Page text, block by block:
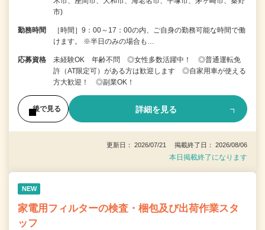
市)
勤務時間
［時間］9：00～17：00の内、ご自身の勤務可能な時間で働
けます。 ※半日のみの場合も…
応募資格
未経験OK 年齢不問 ◎女性多数活躍中！ ◎普通運転免
許（AT限定可）がある方は歓迎します ◎自家用車が使える
方大歓迎！ ◎副業OK！
後で見る 詳細を見る
更新日： 2026/07/21 掲載終了日： 2026/08/06
本日掲載終了になります
NEW
家電用フィルターの検査・梱包及び出荷作業スタ
ッフ